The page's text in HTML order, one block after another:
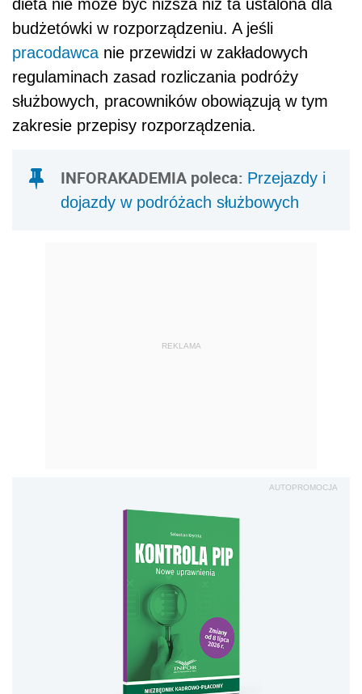
dieta nie może być niższa niż ta ustalona dla
budżetówki w rozporządzeniu. A jeśli
pracodawca nie przewidzi w zakładowych
regulaminach zasad rozliczania podróży
służbowych, pracowników obowiązują w tym
zakresie przepisy rozporządzenia.
INFORAKADEMIA poleca: Przejazdy i
dojazdy w podróżach służbowych
REKLAMA
AUTOPROMOCJA